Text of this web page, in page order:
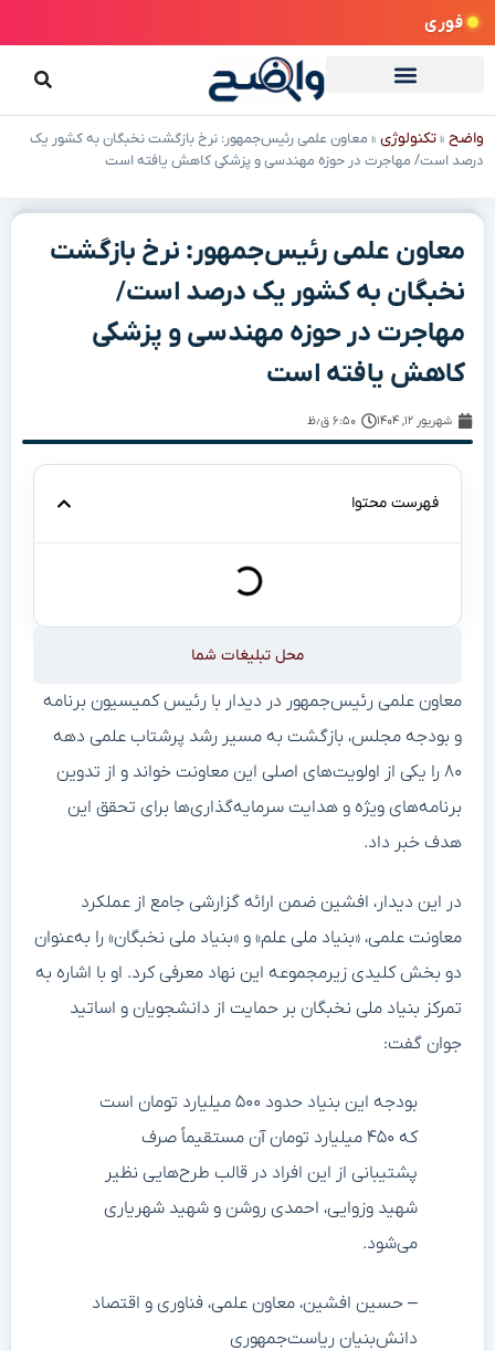
فوری
واضح »تکنولوژی » معاون علمی رئیس‌جمهور: نرخ بازگشت نخبگان به کشور یک
درصد است/ مهاجرت در حوزه مهندسی و پزشکی کاهش یافته است
معاون علمی رئیس‌جمهور: نرخ بازگشت
نخبگان به کشور یک درصد است/
مهاجرت در حوزه مهندسی و پزشکی
کاهش یافته است
شهریور ۱۲, ۱۴۰۴ ۶:۵۰ ق٫ظ
فهرست محتوا
محل تبلیغات شما
معاون علمی رئیس‌جمهور در دیدار با رئیس کمیسیون برنامه
و بودجه مجلس، بازگشت به مسیر رشد پرشتاب علمی دهه
۸۰ را یکی از اولویت‌های اصلی این معاونت خواند و از تدوین
برنامه‌های ویژه و هدایت سرمایه‌گذاری‌ها برای تحقق این
هدف خبر داد.
در این دیدار، افشین ضمن ارائه گزارشی جامع از عملکرد
معاونت علمی، «بنیاد ملی علم» و «بنیاد ملی نخبگان» را به‌عنوان
دو بخش کلیدی زیرمجموعه این نهاد معرفی کرد. او با اشاره به
تمرکز بنیاد ملی نخبگان بر حمایت از دانشجویان و اساتید
جوان گفت:
بودجه این بنیاد حدود ۵۰۰ میلیارد تومان است
که ۴۵۰ میلیارد تومان آن مستقیماً صرف
پشتیبانی از این افراد در قالب طرح‌هایی نظیر
شهید وزوایی، احمدی روشن و شهید شهریاری
می‌شود.
– حسین افشین، معاون علمی، فناوری و اقتصاد
دانش‌بنیان ریاست‌جمهوری